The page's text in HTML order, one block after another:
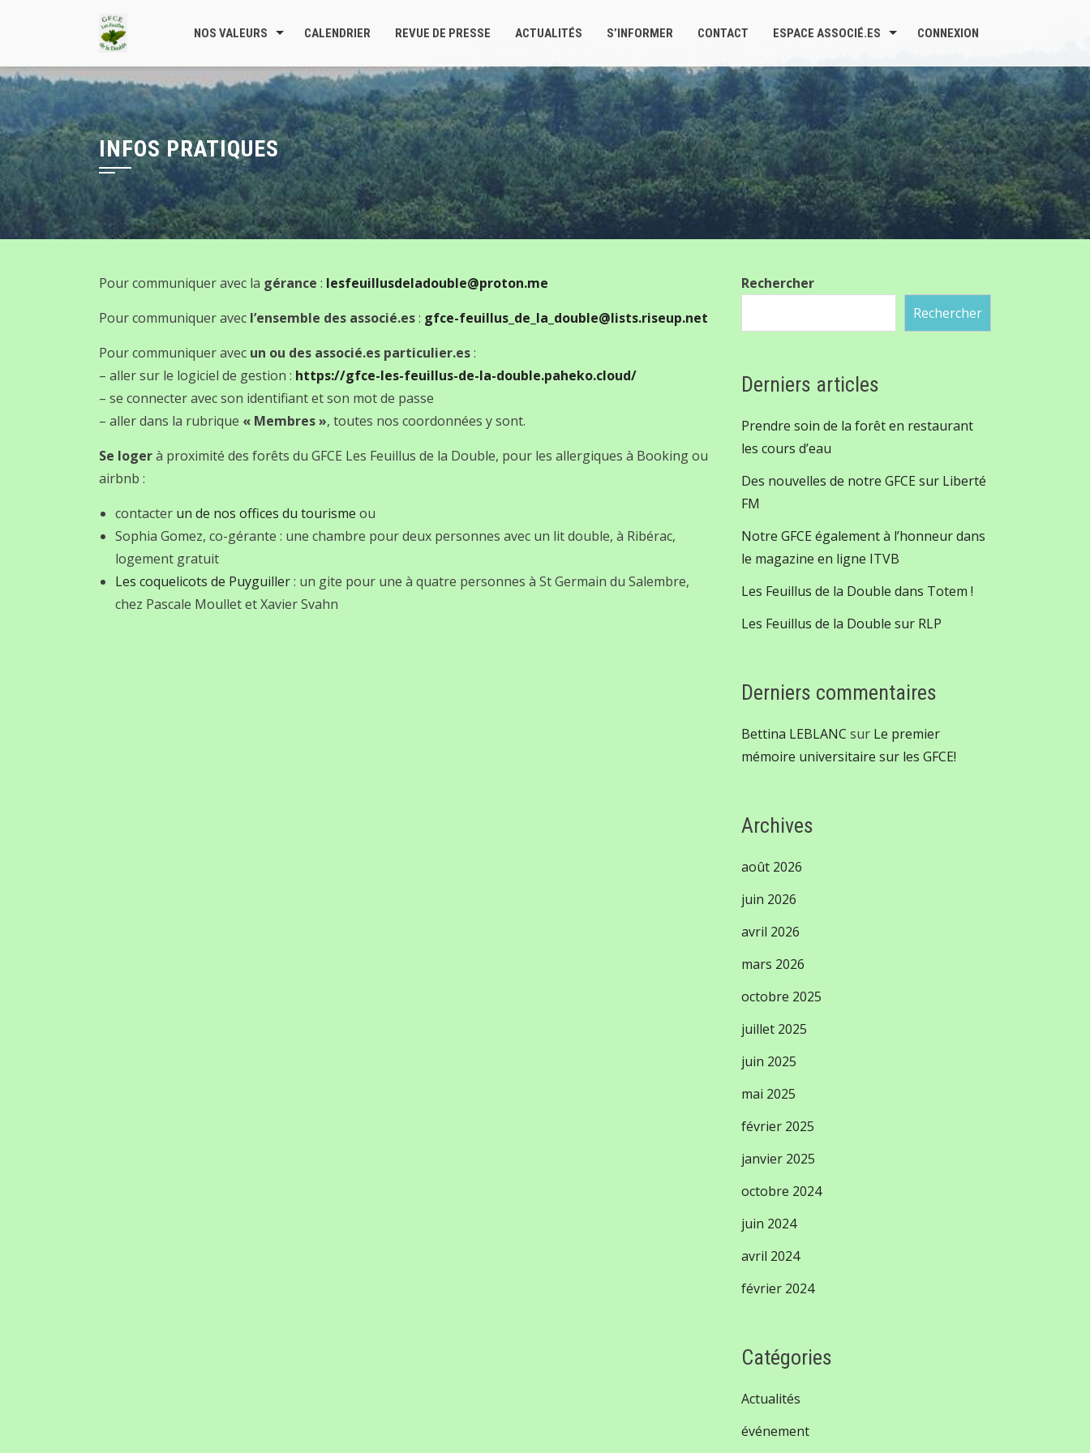
NOS VALEURS CALENDRIER REVUE DE PRESSE ACTUALITÉS S’INFORMER CONTACT ESPACE ASSOCIÉ.ES CONNEXION
INFOS PRATIQUES
Pour communiquer avec la gérance : lesfeuillusdeladouble@proton.me
Pour communiquer avec l’ensemble des associé.es: gfce-feuillus_de_la_double@lists.riseup.net
Pour communiquer avec un ou des associé.es particulier.es:
– aller sur le logiciel de gestion : https://gfce-les-feuillus-de-la-double.paheko.cloud/
– se connecter avec son identifiant et son mot de passe
– aller dans la rubrique « Membres », toutes nos coordonnées y sont.
Se logerà proximité des forêts du GFCE Les Feuillus de la Double, pour les allergiques à Booking ou
airbnb :
contacter un de nos offices du tourisme ou
Sophia Gomez, co-gérante : une chambre pour deux personnes avec un lit double, à Ribérac,
logement gratuit
Les coquelicots de Puyguiller: un gite pour une à quatre personnes à St Germain du Salembre,
chez Pascale Moullet et Xavier Svahn
Rechercher
Rechercher
Derniers articles
Prendre soin de la forêt en restaurant
les cours d’eau
Des nouvelles de notre GFCE sur Liberté
FM
Notre GFCE également à l’honneur dans
le magazine en ligne ITVB
Les Feuillus de la Double dans Totem !
Les Feuillus de la Double sur RLP
Derniers commentaires
Bettina LEBLANC sur Le premier
mémoire universitaire sur les GFCE!
Archives
août 2026
juin 2026
avril 2026
mars 2026
octobre 2025
juillet 2025
juin 2025
mai 2025
février 2025
janvier 2025
octobre 2024
juin 2024
avril 2024
février 2024
Catégories
Actualités
événement